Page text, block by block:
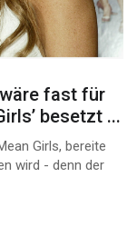
fast für
besetzt ...
Girls, bereite
wird - denn der